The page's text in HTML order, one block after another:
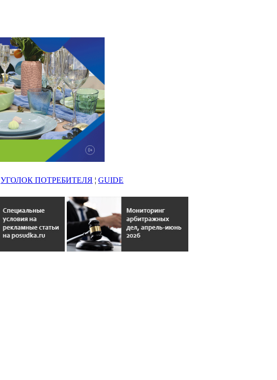
УГОЛОК ПОТРЕБИТЕЛЯ ¦ GUIDE